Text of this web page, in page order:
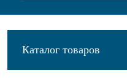
Каталог товаров